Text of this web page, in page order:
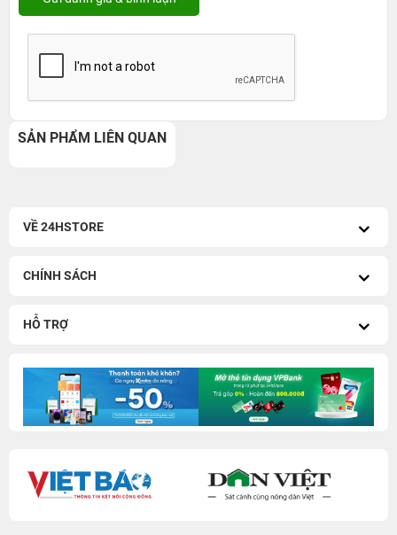
SẢN PHẨM LIÊN QUAN
VỀ 24HSTORE
CHÍNH SÁCH
HỖ TRỢ